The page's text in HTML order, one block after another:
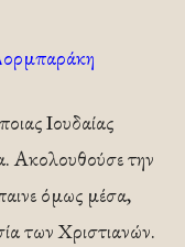
Ιουδαίας
Ακολουθούσε την
όμως μέσα,
των Χριστιανών.